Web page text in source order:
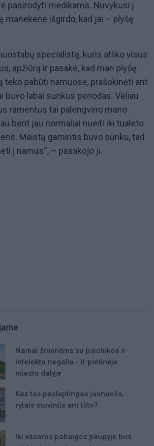
pasirodyti medikams. Nuvykusi į
manekenė išgirdo, kad jai – plyšę
specialistą, kuris atliko visus
apžiūrą ir pasakė, kad man plyšę
teko pabūti namuose, prašokinėti ant
buvo labai sunkus periodas. Vėliau
ramentus tai palengvino mano
bent jau normaliai nueiti iki tualeto
Maistą gamintis buvo sunku, tad
į namus“, – pasakojo ji.
Namai žmonėms su psichikos ir
intelekto negalia - ir pietinėje
miesto dalyje
Kas tas paslaptingas jaunuolis,
rytais stovintis ant tilto?
Iki vasaros pabaigos paupyje bus